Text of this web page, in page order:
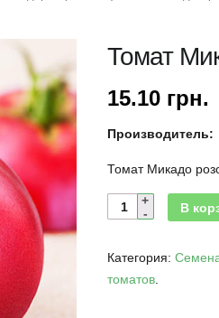
Томат
15.10 грн.
Производитель:
Томат Микадо
В
Категория:
томатов